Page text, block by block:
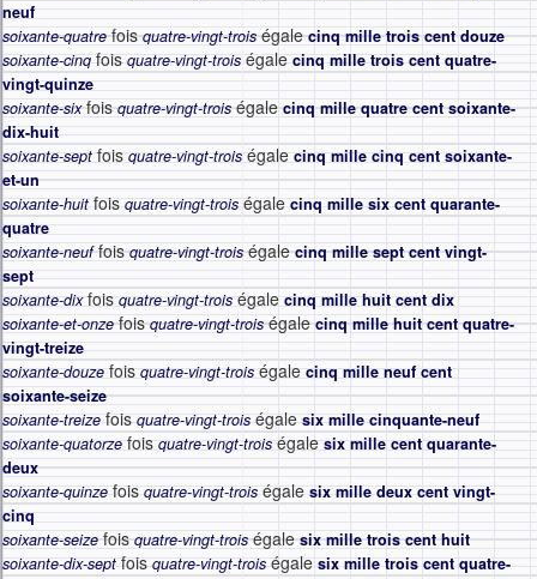
neuf
soixante-quatrefoisquatre-vingt-troiségalecinq mille trois cent douze
soixante-cinq fois quatre-vingt-trois égale cinq mille trois cent quatre-
vingt-quinze
soixante-sixfoisquatre-vingt-troiségalecinq mille quatre cent soixante-
dix-huit
soixante-sept fois quatre-vingt-trois égale cinq mille cinq cent soixante-
et-un
soixante-huit fois quatre-vingt-trois égale cinq mille six cent quarante-
quatre
soixante-neuffoisquatre-vingt-troiségalecinq mille sept cent vingt-
sept
soixante-dixfois quatre-vingt-trois égale cinq mille huit cent dix
soixante-et-onzefoisquatre-vingt-troiségalecinq mille huit cent quatre-
vingt-treize
soixante-douze fois quatre-vingt-trois égale cinq mille neuf cent
soixante-seize
soixante-treize fois quatre-vingt-trois égale six mille cinquante-neuf
soixante-quatorze fois quatre-vingt-trois égale six mille cent quarante-
deux
soixante-quinze fois quatre-vingt-trois égale six mille deux cent vingt-
cinq
soixante-seizefoisquatre-vingt-troiségalesix mille trois cent huit
soixante-dix-sept fois quatre-vingt-trois égale six mille trois cent quatre-